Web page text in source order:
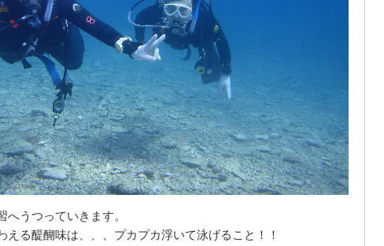
うつっていきます。
える醍醐味は、、、プカプカ浮いて泳げること！！